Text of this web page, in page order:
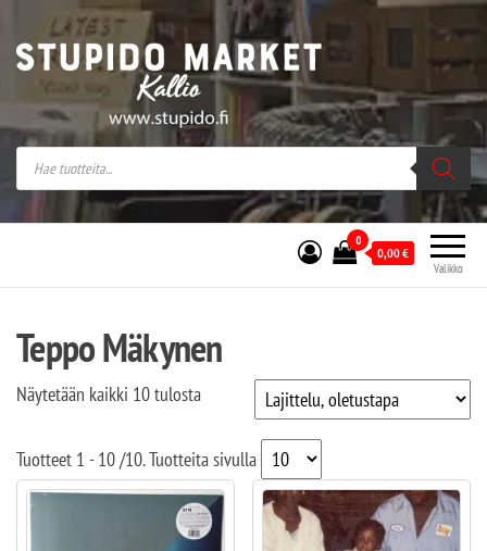
Stupido Market – verkossa ja kivijalassa
Stupido Market on vaihtoehtomusaan
erikoistunut verkko- sekä
kivijalkakauppa Helsingissä Kallion
sydämessä.
Valikko
0
0,00€
Teppo Mäkynen
Näytetään kaikki 10 tulosta
Tuotteet 1 - 10/10. Tuotteita sivulla